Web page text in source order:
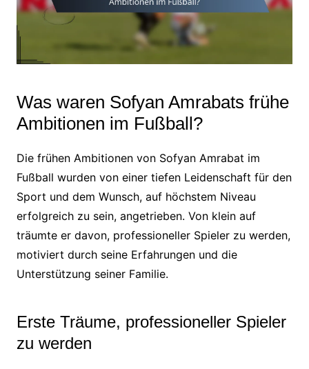
Was waren Sofyan Amrabats frühe
Ambitionen im Fußball?
Die frühen Ambitionen von Sofyan Amrabat im
Fußball wurden von einer tiefen Leidenschaft für den
Sport und dem Wunsch, auf höchstem Niveau
erfolgreich zu sein, angetrieben. Von klein auf
träumte er davon, professioneller Spieler zu werden,
motiviert durch seine Erfahrungen und die
Unterstützung seiner Familie.
Erste Träume, professioneller Spieler
zu werden